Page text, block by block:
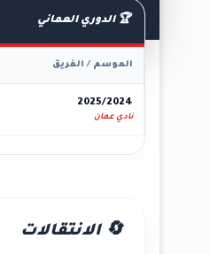
🏆 الدوري العماني
الموسم / الفريق
2025/2024
نادي عمان
🔄 الانتقالات